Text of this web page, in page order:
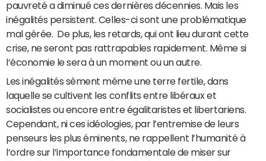
pauvreté a diminué ces dernières décennies. Mais les
inégalités persistent. Celles-ci sont une problématique
mal gérée. De plus, les retards, qui ont lieu durant cette
crise, ne seront pas rattrapables rapidement. Même si
l’économie le sera à un moment ou un autre.
Les inégalités sèment même une terre fertile, dans
laquelle se cultivent les conflits entre libéraux et
socialistes ou encore entre égalitaristes et libertariens.
Cependant, ni ces idéologies, par l’entremise de leurs
penseurs les plus éminents, ne rappellent l’humanité à
l’ordre sur l’importance fondamentale de miser sur